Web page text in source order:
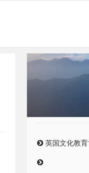
英国文化教育协会2025